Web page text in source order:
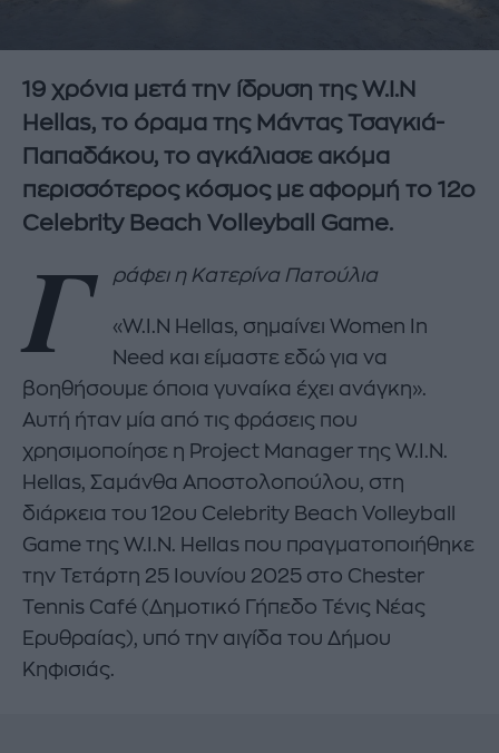
19 χρόνια μετά την ίδρυση της W.I.N
Hellas, το όραμα της Μάντας Τσαγκιά-
Παπαδάκου, το αγκάλιασε ακόμα
περισσότερος κόσμος με αφορμή το 12ο
Celebrity Beach Volleyball Game.
Γ ράφει η Κατερίνα Πατούλια
«W.I.N Hellas, σημαίνει Women In
Need και είμαστε εδώ για να
βοηθήσουμε όποια γυναίκα έχει ανάγκη».
Αυτή ήταν μία από τις φράσεις που
χρησιμοποίησε η Project Manager της W.I.N.
Hellas, Σαμάνθα Αποστολοπούλου, στη
διάρκεια του 12ου Celebrity Beach Volleyball
Game της W.I.N. Hellas που πραγματοποιήθηκε
την Τετάρτη 25 Ιουνίου 2025 στο Chester
Tennis Café (Δημοτικό Γήπεδο Τένις Νέας
Ερυθραίας), υπό την αιγίδα του Δήμου
Κηφισιάς.